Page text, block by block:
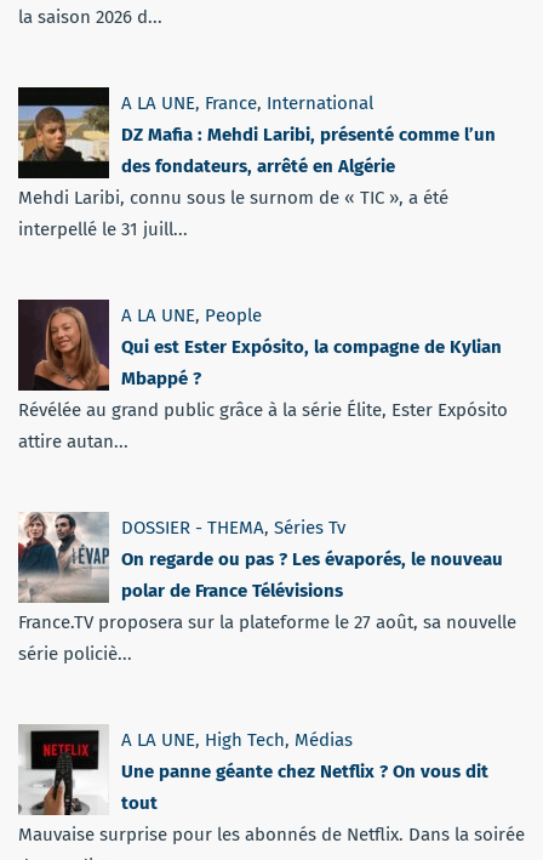
la saison 2026 d...
A LA UNE, France, International
DZ Mafia : Mehdi Laribi, présenté comme l’un
des fondateurs, arrêté en Algérie
Mehdi Laribi, connu sous le surnom de « TIC », a été
interpellé le 31 juill...
A LA UNE, People
Qui est Ester Expósito, la compagne de Kylian
Mbappé ?
Révélée au grand public grâce à la série Élite, Ester Expósito
attire autan...
DOSSIER - THEMA, Séries Tv
On regarde ou pas ? Les évaporés, le nouveau
polar de France Télévisions
France.TV proposera sur la plateforme le 27 août, sa nouvelle
série policiè...
A LA UNE, High Tech, Médias
Une panne géante chez Netflix ? On vous dit
tout
Mauvaise surprise pour les abonnés de Netflix. Dans la soirée